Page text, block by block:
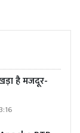
है मजदूर-